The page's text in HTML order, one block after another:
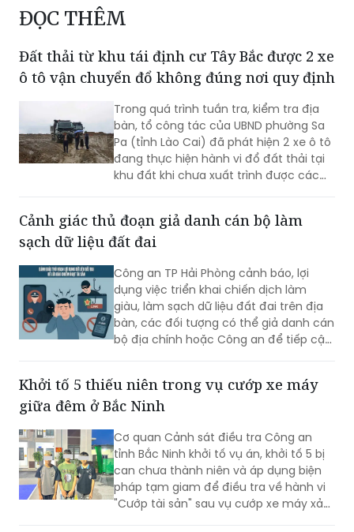
Công an TP HCM xác minh, xử lý vụ bảo mẫu bạo
hành 2 trẻ ở trường mầm non
ĐỌC THÊM
Đất thải từ khu tái định cư Tây Bắc được 2 xe
ô tô vận chuyển đổ không đúng nơi quy định
Trong quá trình tuần tra, kiểm tra địa
bàn, tổ công tác của UBND phường Sa
đang thực hiện hành vi đổ đất thải tại
khu đất khi chưa xuất trình được các
giấy tờ pháp lý liên quan.
Cảnh giác thủ đoạn giả danh cán bộ làm
sạch dữ liệu đất đai
Công an TP Hải Phòng cảnh báo, lợi
dụng việc triển khai chiến dịch làm
bàn, các đối tượng có thể giả danh cán
bộ địa chính hoặc Công an để tiếp cận,
thu thập thông tin cá nhân, phát tán
người dân.
Khởi tố 5 thiếu niên trong vụ cướp xe máy
giữa đêm ở Bắc Ninh
Cơ quan Cảnh sát điều tra Công an
tỉnh Bắc Ninh khởi tố vụ án, khởi tố 5 bị